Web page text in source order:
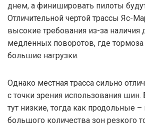
днем, а финишировать пилоты
Отличительной чертой трассы Яс-
высокие требования из-за
медленных поворотов, где
большие нагрузки.
Однако местная трасса сильно
с точки зрения использования
тут низкие, тогда как продольные
большого количества зон резкого